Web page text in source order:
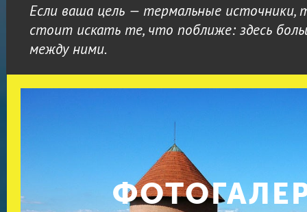
Если ваша цель — термальные источники,
стоит искать те, что поближе: здесь
между ними.